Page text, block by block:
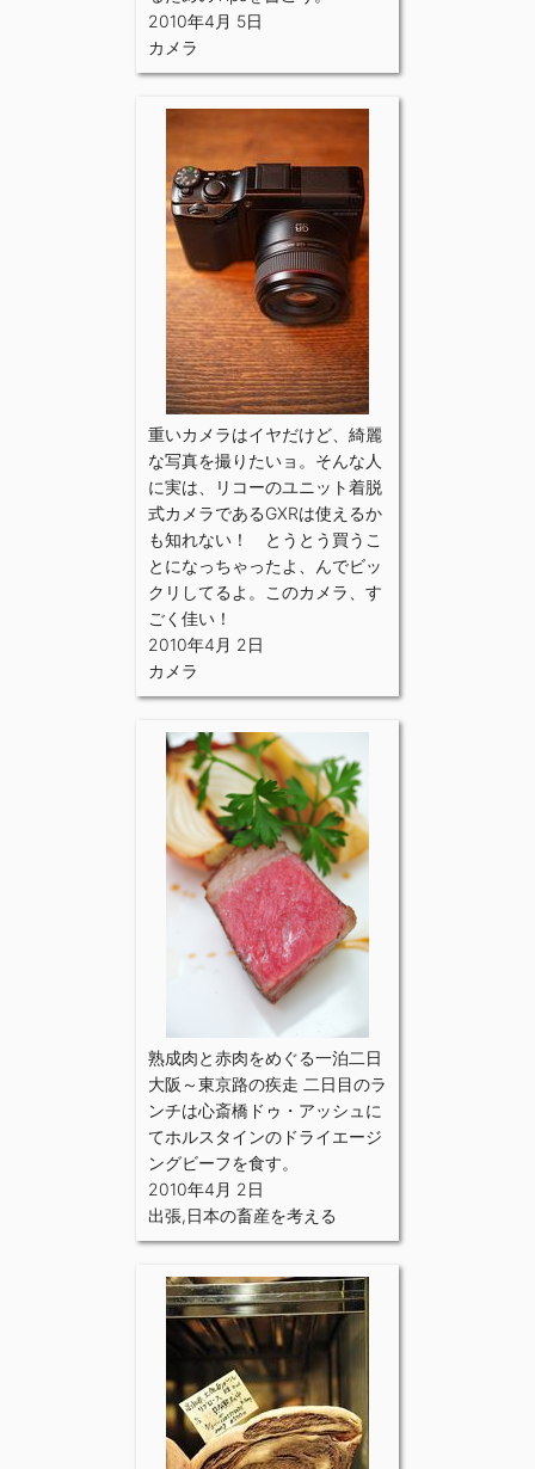
2010年4月 5日
カメラ
重いカメラはイヤだけど、綺麗
な写真を撮りたいョ。そんな人
に実は、リコーのユニット着脱
式カメラであるGXRは使えるか
も知れない！ とうとう買うこ
とになっちゃったよ、んでビッ
クリしてるよ。このカメラ、す
ごく佳い！
2010年4月 2日
カメラ
熟成肉と赤肉をめぐる一泊二日
大阪～東京路の疾走 二日目のラ
ンチは心斎橋ドゥ・アッシュに
てホルスタインのドライエージ
ングビーフを食す。
2010年4月 2日
出張,日本の畜産を考える